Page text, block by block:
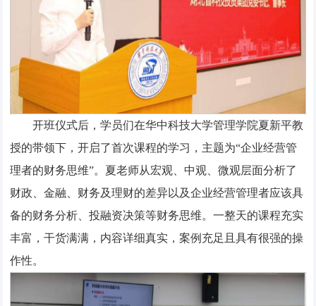
开班仪式后，学员们在华中科技大学管理学院夏新平教
授的带领下，开启了首次课程的学习，主题为“企业经营管
理者的财务思维”。夏老师从宏观、中观、微观层面分析了
财政、金融、财务及理财的差异以及企业经营管理者应该具
备的财务分析、投融资决策等财务思维。一整天的课程充实
丰富，干货满满，内容详细真实，案例充足且具有很强的操
作性。